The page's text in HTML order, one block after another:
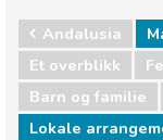
Andalusia
Et overblikk
Barn og familie
Lokale